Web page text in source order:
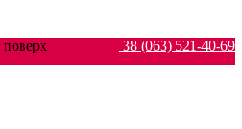
133, 3 поверх
38 (063) 521-40-69